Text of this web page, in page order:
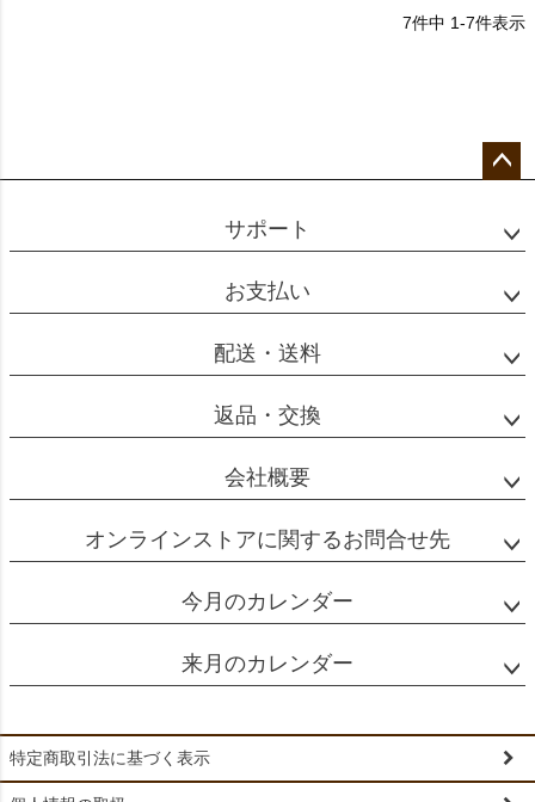
7件中 1-7件表示
ップ
サポート
お支払い
配送・送料
返品・交換
会社概要
オンラインストアに関するお問合せ先
今月のカレンダー
来月のカレンダー
特定商取引法に基づく表示